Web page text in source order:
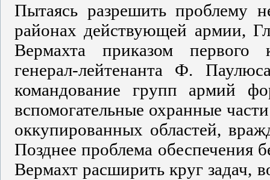
Пытаясь разрешить проблему
районах действующей армии,
Вермахта приказом первого
генерал-лейтенанта Ф.
командование групп армий
вспомогательные охранные
оккупированных областей,
Позднее проблема обеспечения
Вермахт расширить круг задач,